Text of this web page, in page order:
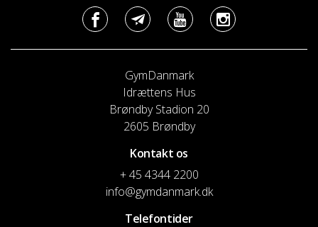
GymDanmark
Idrættens Hus
Brøndby Stadion 20
2605 Brøndby
Kontakt os
+ 45 4344 2200
info@gymdanmark.dk
Telefontider